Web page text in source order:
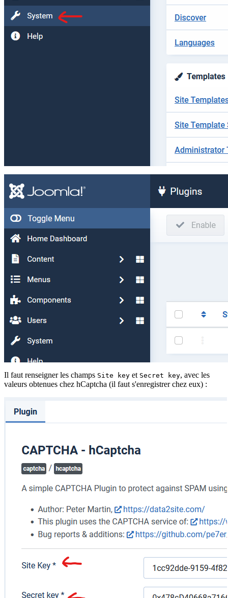
Il faut renseigner les champs Site key et Secret key, avec les
valeurs obtenues chez hCaptcha (il faut s'enregistrer chez eux) :